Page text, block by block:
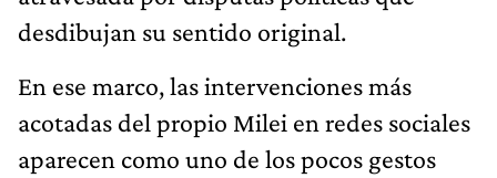
desdibujan su sentido original.
En ese marco, las intervenciones más
acotadas del propio Milei en redes sociales
aparecen como uno de los pocos gestos